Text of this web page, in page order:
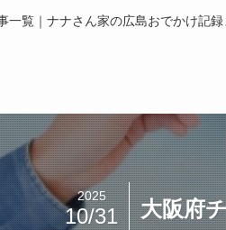
一覧｜ナナさん家の広島おでかけ記録
大阪府
2025
10/31